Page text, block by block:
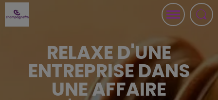
RELAXE D'UNE
ENTREPRISE DANS
UNE AFFAIRE